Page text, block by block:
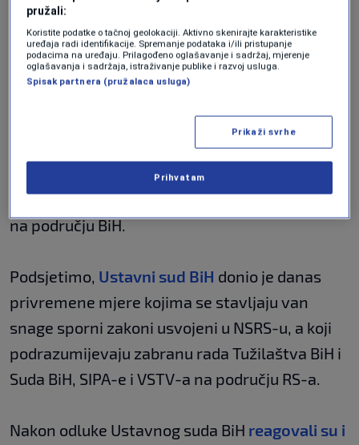
vlastima BiH u osiguravanju stabilnog i
sigurnog okruženja za sve građane BiH. EUFOR
ostaje posvećen ovom zadatku", poručili su iz
Podsjetimo da je i danas član Predsjedništva
u svom obraćanju zatražio
od EUFOR-a i NATO-a da rasporede svoje snage
na području BiH.
Podsjetimo, Ustavni sud BiH donio je danas
privremene mjere kojima se stavljaju van
snage sporni zakoni usvojeni u NSRS-u, a koji
podrazumijevaju zabranu rada Tužilaštva BiH i
Suda BiH, SIPA-e i VSTV-a na području RS-a.
Nakon odluke Ustavnog suda BiH reagovali su i
pružali:
Koristite podatke o tačnoj geolokaciji. Aktivno skenirajte karakteristike
uređaja radi identifikacije. Spremanje podataka i/ili pristupanje
podacima na uređaju. Prilagođeno oglašavanje i sadržaj, mjerenje
oglašavanja i sadržaja, istraživanje publike i razvoj usluga.
Spisak partnera (pružalaca usluga)
Prikaži svrhe
Prihvatam